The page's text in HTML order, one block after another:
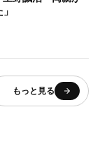
もっと見る